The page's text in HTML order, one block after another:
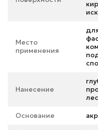
Место
применения
Нанесение
Основание